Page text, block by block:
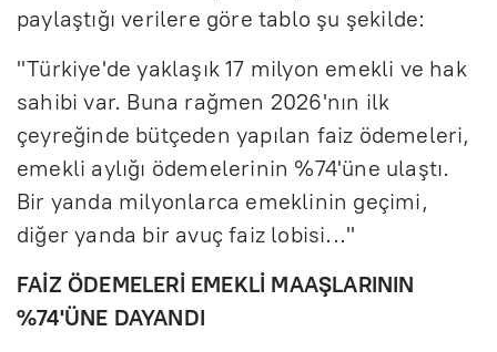
paylaştığı verilere göre tablo şu şekilde:
"Türkiye'de yaklaşık 17 milyon emekli ve hak
sahibi var. Buna rağmen 2026'nın ilk
çeyreğinde bütçeden yapılan faiz ödemeleri,
emekli aylığı ödemelerinin %74'üne ulaştı.
Bir yanda milyonlarca emeklinin geçimi,
diğer yanda bir avuç faiz lobisi..."
FAİZ ÖDEMELERİ EMEKLİ MAAŞLARININ
%74'ÜNE DAYANDI